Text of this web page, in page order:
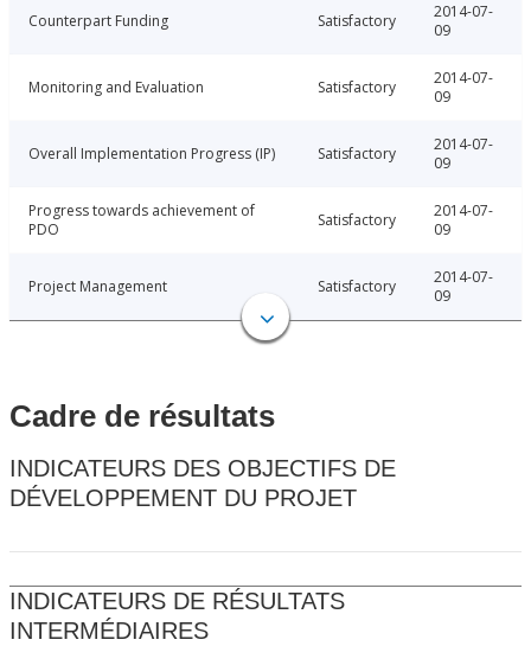
Counterpart Funding Satisfactory
2014-07-
09
Monitoring and Evaluation Satisfactory
2014-07-
09
Overall Implementation Progress (IP) Satisfactory
2014-07-
09
Progress towards achievement of
PDO
Satisfactory
2014-07-
09
Project Management Satisfactory
2014-07-
09
Cadre de résultats
INDICATEURS DES OBJECTIFS DE
DÉVELOPPEMENT DU PROJET
INDICATEURS DE RÉSULTATS
INTERMÉDIAIRES